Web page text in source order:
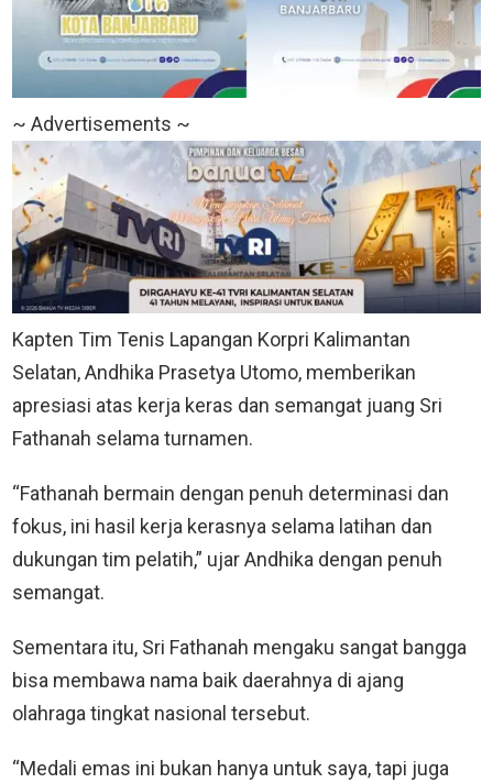
~ Advertisements ~
Kapten Tim Tenis Lapangan Korpri Kalimantan
Selatan, Andhika Prasetya Utomo, memberikan
apresiasi atas kerja keras dan semangat juang Sri
Fathanah selama turnamen.
“Fathanah bermain dengan penuh determinasi dan
fokus, ini hasil kerja kerasnya selama latihan dan
dukungan tim pelatih,” ujar Andhika dengan penuh
semangat.
Sementara itu, Sri Fathanah mengaku sangat bangga
bisa membawa nama baik daerahnya di ajang
olahraga tingkat nasional tersebut.
“Medali emas ini bukan hanya untuk saya, tapi juga